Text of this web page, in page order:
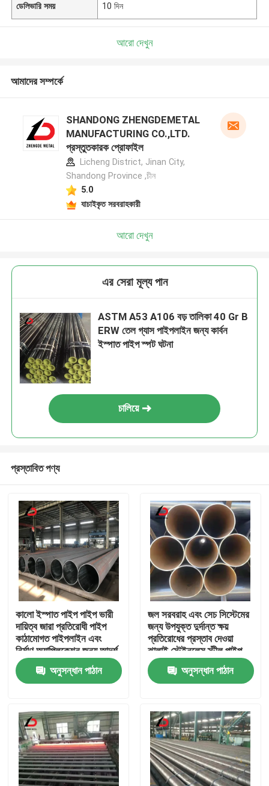
পণ্য
ভিডিও
ডেলিভারি সময় 10 দিন
আরো দেখুন
আমাদের সম্পর্কে
SHANDONG ZHENGDEMETAL
MANUFACTURING CO.,LTD.
প্রস্তুতকারক প্রোফাইল
Licheng District, Jinan City,
Shandong Province ,চীন
5.0
যাচাইকৃত সরবরাহকারী
আরো দেখুন
এর সেরা মূল্য পান
ASTM A53 A106 বড় তালিকা 40 Gr B
ERW তেল গ্যাস পাইপলাইন জন্য কার্বন
ইস্পাত পাইপ স্পট ঘটনা
চালিয়ে
প্রস্তাবিত পণ্য
কালো ইস্পাত পাইপ পাইপ ভারী
দায়িত্ব জারা প্রতিরোধী পাইপ
কাঠামোগত পাইপলাইন এবং
নির্মাণ অ্যাপ্লিকেশন জন্য আদর্শ
অনুসন্ধান পাঠান
জল সরবরাহ এবং সেচ সিস্টেমের
জন্য উপযুক্ত দুর্দান্ত ক্ষয়
প্রতিরোধের প্রস্তাব দেওয়া
ঝালাই স্টেইনলেস স্টীল পাইপ
অনুসন্ধান পাঠান